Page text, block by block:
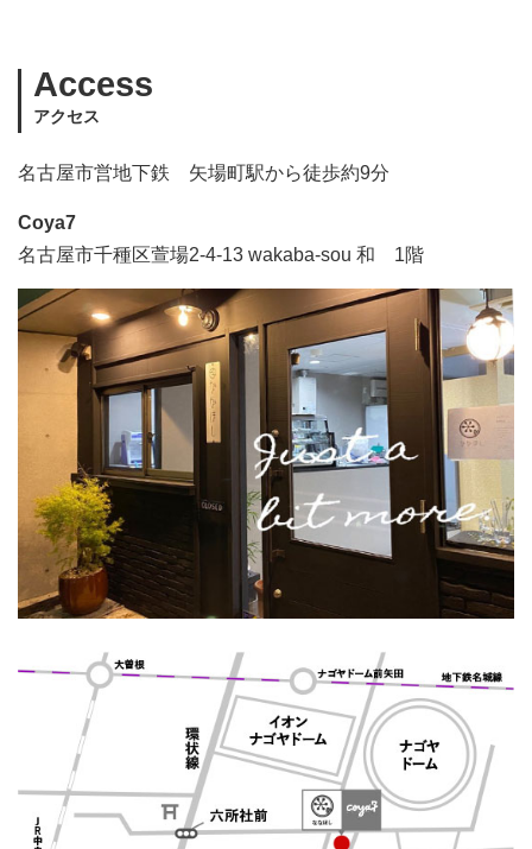
Access
アクセス
名古屋市営地下鉄 矢場町駅から徒歩約9分
Coya7
名古屋市千種区萱場2-4-13 wakaba-sou 和 1階